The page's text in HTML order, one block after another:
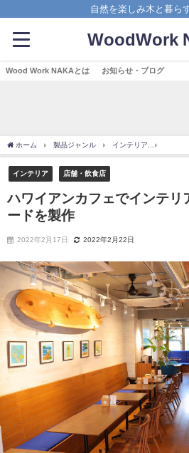
自然を楽しみ木と暮ら
WoodWork
Wood Work NAKAとは お知らせ・ブログ
ホーム 製品ジャンル インテリア
インテリア 店舗・飲食店
ハワイアンカフェでインテリ
ードを製作
2022年2月17日 2022年2月22日